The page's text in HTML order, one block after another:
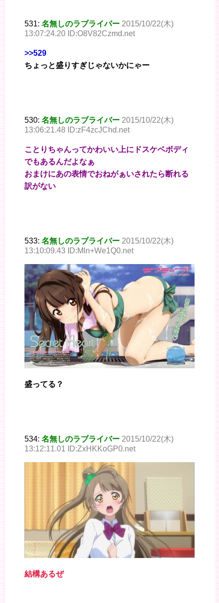
531: 名無しのラブライバー 2015/10/22(木)
13:07:24.20 ID:O8V82Czmd.net
>>529
ちょっと盛りすぎじゃないかにゃー
530: 名無しのラブライバー 2015/10/22(木)
13:06:21.48 ID:zF4zcJChd.net
ことりちゃんってかわいい上にドスケベボディ
でもあるんだよなぁ
おまけにあの表情でおねがぁいされたら断れる
訳がない
533: 名無しのラブライバー 2015/10/22(木)
13:10:09.43 ID:Mln+We1Q0.net
盛ってる？
534: 名無しのラブライバー 2015/10/22(木)
13:12:11.01 ID:ZxHKKoGP0.net
結構あるぜ